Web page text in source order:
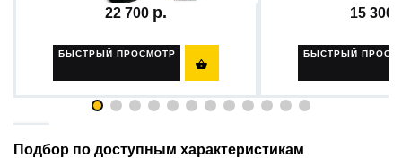
22 700
БЫСТРЫЙ ПРОСМОТР

15 300
БЫСТРЫЙ
Подбор по доступным характеристикам